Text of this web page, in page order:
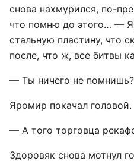
снова нахмурился, по-
что помню до этого… —
стальную пластину, что
после, что ж, все битвы
— Ты ничего не
Яромир покачал головой.
— А того торговца
Здоровяк снова мотнул